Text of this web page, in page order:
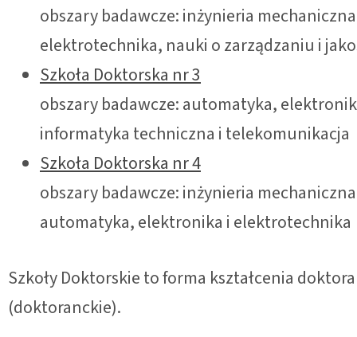
obszary badawcze: inżynieria
elektrotechnika, nauki o zarządzaniu i
Szkoła Doktorska nr 3
obszary badawcze: automatyka,
informatyka techniczna i telekomunikacja
Szkoła Doktorska nr 4
obszary badawcze: inżynieria
automatyka, elektronika i elektrotechnika
Szkoły Doktorskie to forma kształcenia
(doktoranckie).